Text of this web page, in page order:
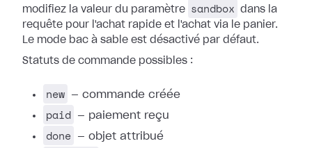
modifiez la valeur du paramètre
sandbox
dans la
requête pour l'achat rapide et l'achat via le panier.
Le mode bac à sable est désactivé par défaut.
Statuts de commande possibles :
new — commande créée
paid — paiement reçu
done — objet attribué